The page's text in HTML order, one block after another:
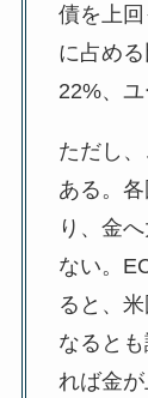
債を上
に占め
22%、ユ
ただし
ある。
り、金
ない。
ると、
なると
れば金